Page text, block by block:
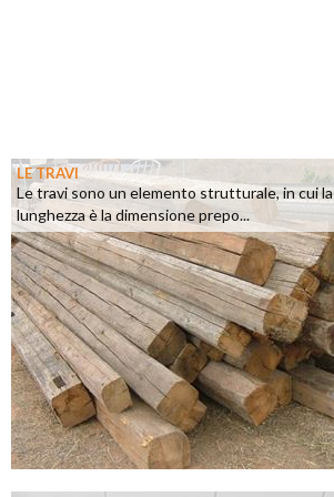
LE TRAVI
Le travi sono un elemento strutturale, in cui la
lunghezza è la dimensione prepo...